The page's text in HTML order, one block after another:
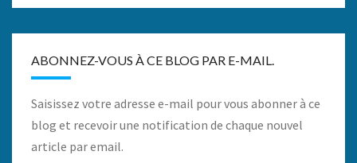
ABONNEZ-VOUS À CE BLOG PAR E-MAIL.
Saisissez votre adresse e-mail pour vous abonner à ce
blog et recevoir une notification de chaque nouvel
article par email.